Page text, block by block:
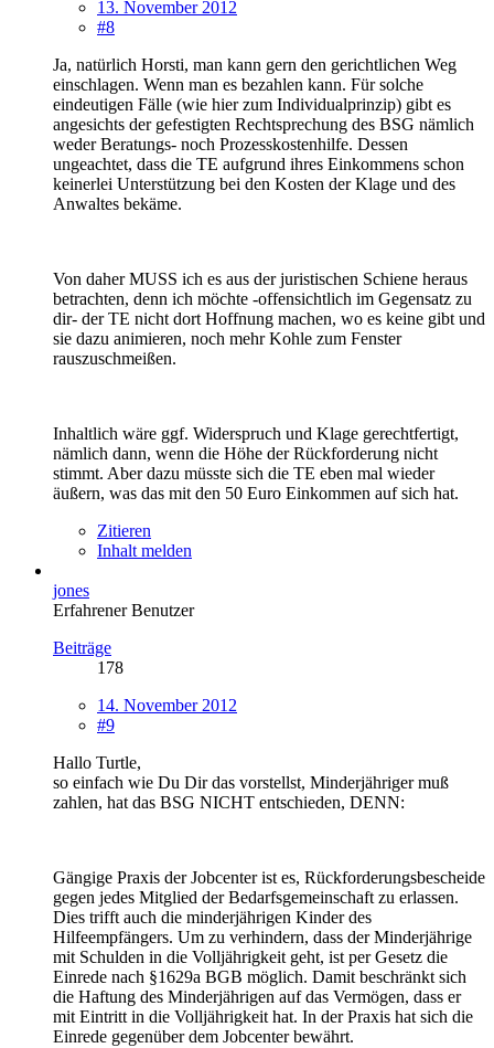
13. November 2012
#8
Ja, natürlich Horsti, man kann gern den gerichtlichen Weg
einschlagen. Wenn man es bezahlen kann. Für solche
eindeutigen Fälle (wie hier zum Individualprinzip) gibt es
angesichts der gefestigten Rechtsprechung des BSG nämlich
weder Beratungs- noch Prozesskostenhilfe. Dessen
ungeachtet, dass die TE aufgrund ihres Einkommens schon
keinerlei Unterstützung bei den Kosten der Klage und des
Anwaltes bekäme.
Von daher MUSS ich es aus der juristischen Schiene heraus
betrachten, denn ich möchte -offensichtlich im Gegensatz zu
dir- der TE nicht dort Hoffnung machen, wo es keine gibt und
sie dazu animieren, noch mehr Kohle zum Fenster
rauszuschmeißen.
Inhaltlich wäre ggf. Widerspruch und Klage gerechtfertigt,
nämlich dann, wenn die Höhe der Rückforderung nicht
stimmt. Aber dazu müsste sich die TE eben mal wieder
äußern, was das mit den 50 Euro Einkommen auf sich hat.
Zitieren
Inhalt melden
jones
Erfahrener Benutzer
Beiträge
178
14. November 2012
#9
Hallo Turtle,
so einfach wie Du Dir das vorstellst, Minderjähriger muß
zahlen, hat das BSG NICHT entschieden, DENN:
Gängige Praxis der Jobcenter ist es, Rückforderungsbescheide
gegen jedes Mitglied der Bedarfsgemeinschaft zu erlassen.
Dies trifft auch die minderjährigen Kinder des
Hilfeempfängers. Um zu verhindern, dass der Minderjährige
mit Schulden in die Volljährigkeit geht, ist per Gesetz die
Einrede nach §1629a BGB möglich. Damit beschränkt sich
die Haftung des Minderjährigen auf das Vermögen, dass er
mit Eintritt in die Volljährigkeit hat. In der Praxis hat sich die
Einrede gegenüber dem Jobcenter bewährt.